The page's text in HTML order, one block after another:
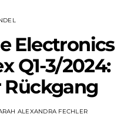
Electronics
Q1-3/2024:
ALEXANDRA FECHLER